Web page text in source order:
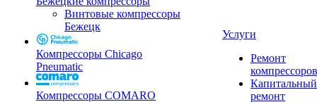
Винтовые компрессоры
Бежецк
Компрессоры Chicago
Pneumatic
Компрессоры COMARO
Услуги
Ремонт
компрессоров
Капитальный
ремонт